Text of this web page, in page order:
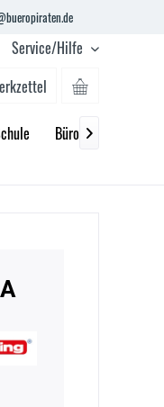
Service/Hilfe
Büroeinrichtung
